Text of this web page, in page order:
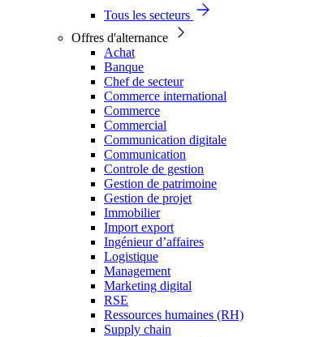
Tous les secteurs
Offres d'alternance
Achat
Banque
Chef de secteur
Commerce international
Commerce
Commercial
Communication digitale
Communication
Controle de gestion
Gestion de patrimoine
Gestion de projet
Immobilier
Import export
Ingénieur d’affaires
Logistique
Management
Marketing digital
RSE
Ressources humaines (RH)
Supply chain